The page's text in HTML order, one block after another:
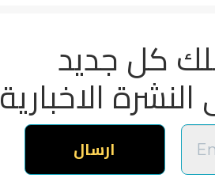
كل جديد
الاخبارية